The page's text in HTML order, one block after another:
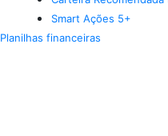
Smart Ações 5+
Planilhas financeiras